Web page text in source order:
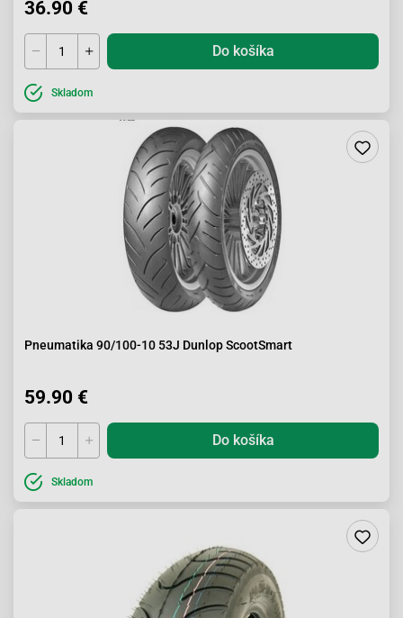
36.90 €
Do košíka
Skladom
Pneumatika 90/100-10 53J Dunlop ScootSmart
59.90 €
Do košíka
Skladom